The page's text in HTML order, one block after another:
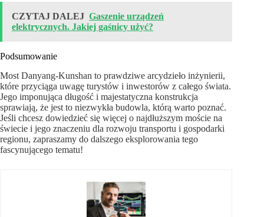
CZYTAJ DALEJ Gaszenie urządzeń
elektrycznych. Jakiej gaśnicy użyć?
Podsumowanie
Most Danyang-Kunshan to prawdziwe arcydzieło inżynierii,
które przyciąga uwagę turystów i inwestorów z całego świata.
Jego imponująca długość i majestatyczna konstrukcja
sprawiają, że jest to niezwykła budowla, którą warto poznać.
Jeśli chcesz dowiedzieć się więcej o najdłuższym moście na
świecie i jego znaczeniu dla rozwoju transportu i gospodarki
regionu, zapraszamy do dalszego eksplorowania tego
fascynującego tematu!